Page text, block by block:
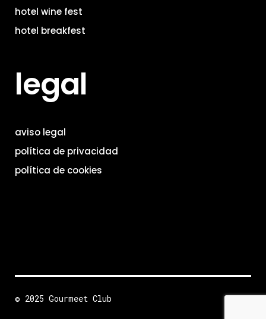
hotel wine fest
hotel breakfest
legal
aviso legal
política de privacidad
política de cookies
© 2025 Gourmeet Club